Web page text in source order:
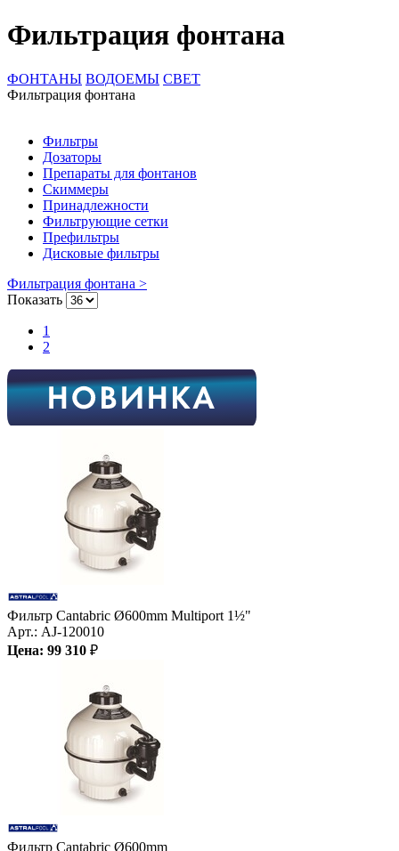
Фильтрация фонтана
ФОНТАНЫ ВОДОЕМЫ СВЕТ
Фильтрация фонтана
Фильтры
Дозаторы
Препараты для фонтанов
Скиммеры
Принадлежности
Фильтрующие сетки
Префильтры
Дисковые фильтры
Фильтрация фонтана >
Показать
1
2
Фильтр Cantabric Ø600mm Multiport 1½"
Арт.: AJ-120010
Цена: 99 310 ₽
Фильтр Cantabric Ø600mm